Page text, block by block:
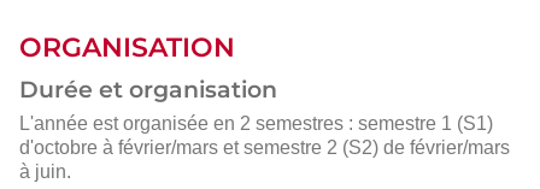
ORGANISATION
Durée et organisation
L'année est organisée en 2 semestres : semestre 1 (S1)
d'octobre à février/mars et semestre 2 (S2) de février/mars
à juin.